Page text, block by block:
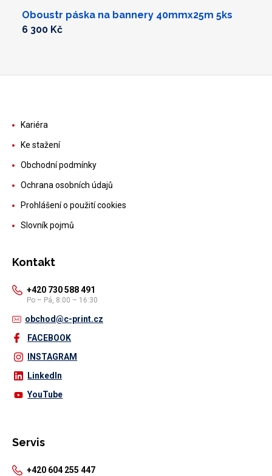
Oboustr páska na bannery 40mmx25m 5ks
6 300 Kč
Kariéra
Ke stažení
Obchodní podmínky
Ochrana osobních údajů
Prohlášení o použití cookies
Slovník pojmů
Kontakt
+420 730 588 491
Po – Pá, 8:00 – 16:30
obchod@c-print.cz
FACEBOOK
INSTAGRAM
LinkedIn
YouTube
Servis
+420 604 255 447